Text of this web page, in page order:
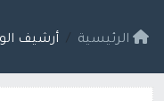
الرئيسية أرشيف